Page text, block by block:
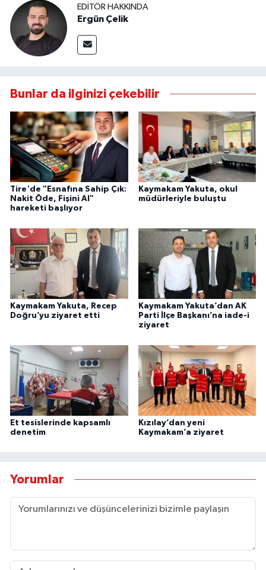
EDITÖR HAKKINDA
Ergün Çelik
Bunlar da ilginizi çekebilir
Tire'de "Esnafına Sahip Çık:
Nakit Öde, Fişini Al"
hareketi başlıyor
Kaymakam Yakuta, okul
müdürleriyle buluştu
Kaymakam Yakuta, Recep
Doğru’yu ziyaret etti
Kaymakam Yakuta’dan AK
Parti İlçe Başkanı’na iade-i
ziyaret
Et tesislerinde kapsamlı
denetim
Kızılay’dan yeni
Kaymakam’a ziyaret
Yorumlar